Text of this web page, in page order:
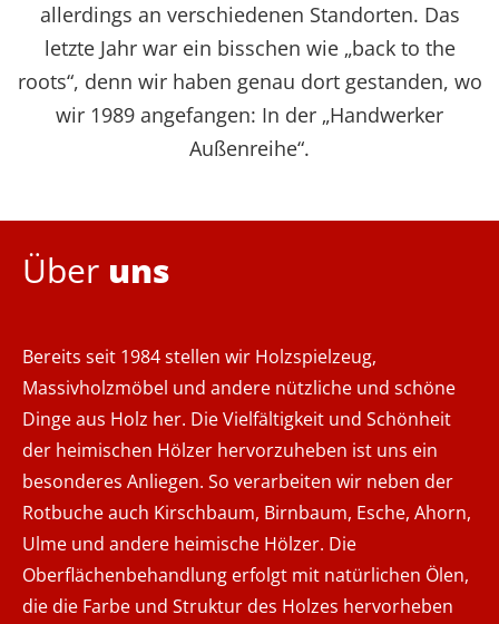
allerdings an verschiedenen Standorten. Das
letzte Jahr war ein bisschen wie „back to the
roots“, denn wir haben genau dort gestanden, wo
wir 1989 angefangen: In der „Handwerker
Außenreihe“.
Über uns
Bereits seit 1984 stellen wir Holzspielzeug,
Massivholzmöbel und andere nützliche und schöne
Dinge aus Holz her. Die Vielfältigkeit und Schönheit
der heimischen Hölzer hervorzuheben ist uns ein
besonderes Anliegen. So verarbeiten wir neben der
Rotbuche auch Kirschbaum, Birnbaum, Esche, Ahorn,
Ulme und andere heimische Hölzer. Die
Oberflächenbehandlung erfolgt mit natürlichen Ölen,
die die Farbe und Struktur des Holzes hervorheben